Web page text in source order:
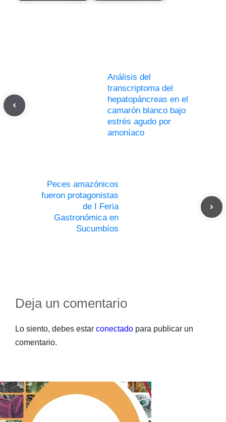
Análisis del
transcriptoma del
hepatopáncreas en el
camarón blanco bajo
estrés agudo por
amoníaco
Peces amazónicos
fueron protagonistas
de I Feria
Gastronómica en
Sucumbíos
Deja un comentario
Lo siento, debes estar conectado para publicar un
comentario.